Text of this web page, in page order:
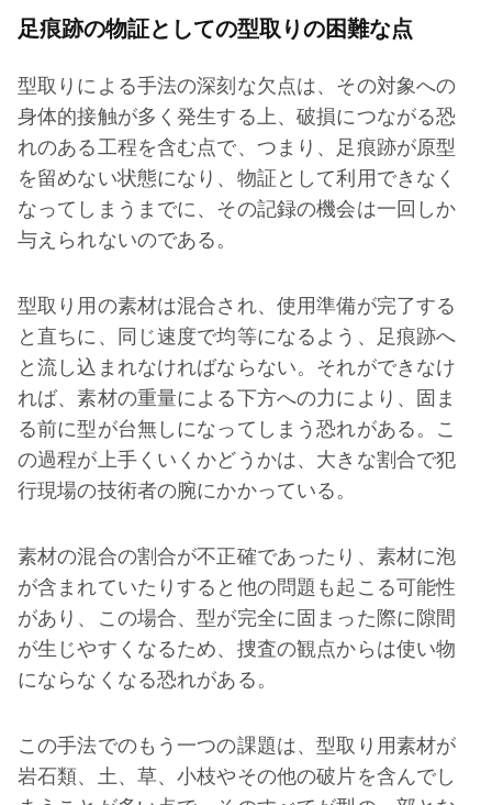
足痕跡の物証としての型取りの困難な点
型取りによる手法の深刻な欠点は、その対象への
身体的接触が多く発生する上、破損につながる恐
れのある工程を含む点で、つまり、足痕跡が原型
を留めない状態になり、物証として利用できなく
なってしまうまでに、その記録の機会は一回しか
与えられないのである。
型取り用の素材は混合され、使用準備が完了する
と直ちに、同じ速度で均等になるよう、足痕跡へ
と流し込まれなければならない。それができなけ
れば、素材の重量による下方への力により、固ま
る前に型が台無しになってしまう恐れがある。こ
の過程が上手くいくかどうかは、大きな割合で犯
行現場の技術者の腕にかかっている。
素材の混合の割合が不正確であったり、素材に泡
が含まれていたりすると他の問題も起こる可能性
があり、この場合、型が完全に固まった際に隙間
が生じやすくなるため、捜査の観点からは使い物
にならなくなる恐れがある。
この手法でのもう一つの課題は、型取り用素材が
岩石類、土、草、小枝やその他の破片を含んでし